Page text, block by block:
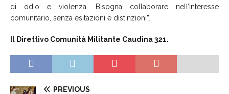
di odio e violenza. Bisogna collaborare nell’interesse
comunitario, senza esitazioni e distinzioni”.
Il Direttivo Comunità Militante Caudina 321.
PREVIOUS